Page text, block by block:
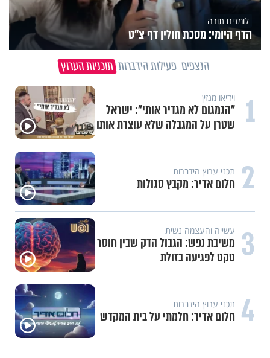
לומדים תורה
הדף היומי: מסכת חולין דף צ"ט
הנצפים פעילות הידברות תוכניות הערוץ
1 וידיאו מגזין
"הגמגום לא מגדיר אותי": ישראל
שטרן על המגבלה שלא עוצרת אותו
2 תכני ערוץ הידברות
חלום אדיר: מקבץ סגולות
3 עשייה והעצמה נשית
משיבת נפש: הגבול הדק שבין חוסר
טקט לפגיעה בזולת
4 תכני ערוץ הידברות
חלום אדיר: חלמתי על בית המקדש